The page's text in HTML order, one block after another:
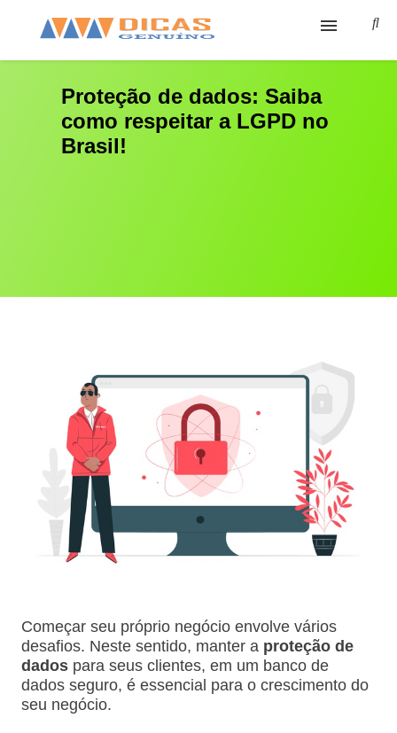
Cursos
Proteção de dados: Saiba
como respeitar a LGPD no
Brasil!
Começar seu próprio negócio envolve vários
desafios. Neste sentido, manter a proteção de
dadospara seus clientes, em um banco de
dados seguro, é essencial para o crescimento do
seu negócio.